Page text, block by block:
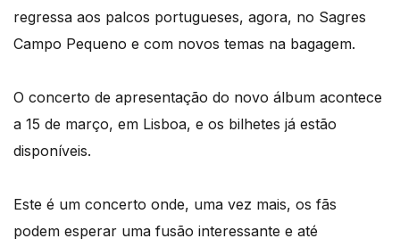
regressa aos palcos portugueses, agora, no Sagres
Campo Pequeno e com novos temas na bagagem.
O concerto de apresentação do novo álbum acontece
a 15 de março, em Lisboa, e os bilhetes já estão
disponíveis.
Este é um concerto onde, uma vez mais, os fãs
podem esperar uma fusão interessante e até